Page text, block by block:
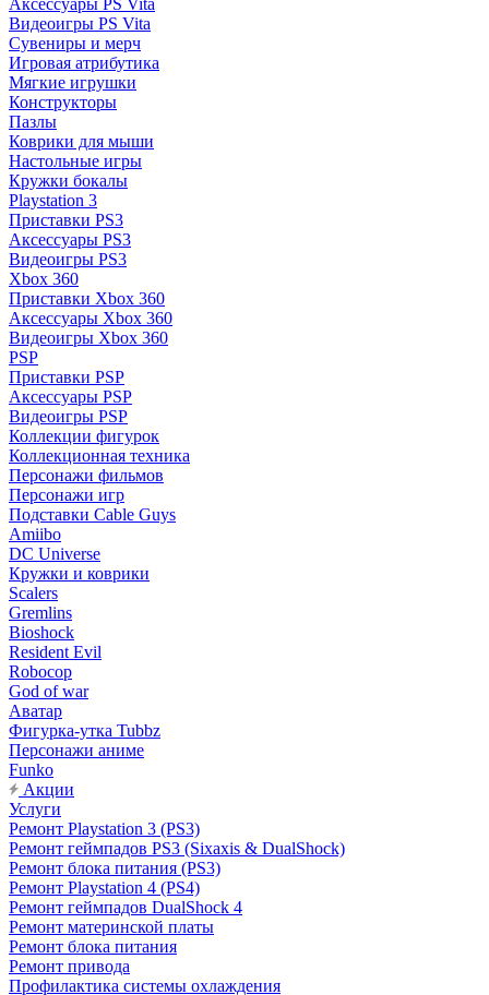
Аксессуары PS Vita
Видеоигры PS Vita
Сувениры и мерч
Игровая атрибутика
Мягкие игрушки
Конструкторы
Пазлы
Коврики для мыши
Настольные игры
Кружки бокалы
Playstation 3
Приставки PS3
Аксессуары PS3
Видеоигры PS3
Xbox 360
Приставки Xbox 360
Аксессуары Xbox 360
Видеоигры Xbox 360
PSP
Приставки PSP
Аксессуары PSP
Видеоигры PSP
Коллекции фигурок
Коллекционная техника
Персонажи фильмов
Персонажи игр
Подставки Cable Guys
Amiibo
DC Universe
Кружки и коврики
Scalers
Gremlins
Bioshock
Resident Evil
Robocop
God of war
Аватар
Фигурка-утка Tubbz
Персонажи аниме
Funko
Акции
Услуги
Ремонт Playstation 3 (PS3)
Ремонт геймпадов PS3 (Sixaxis & DualShock)
Ремонт блока питания (PS3)
Ремонт Playstation 4 (PS4)
Ремонт геймпадов DualShock 4
Ремонт материнской платы
Ремонт блока питания
Ремонт привода
Профилактика системы охлаждения